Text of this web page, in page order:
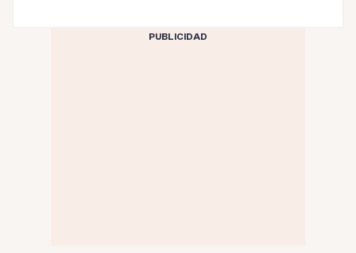
PUBLICIDAD